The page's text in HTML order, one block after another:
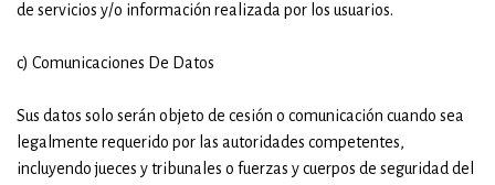
de servicios y/o información realizada por los usuarios.
c) Comunicaciones De Datos
Sus datos solo serán objeto de cesión o comunicación cuando sea
legalmente requerido por las autoridades competentes,
incluyendo jueces y tribunales o fuerzas y cuerpos de seguridad del